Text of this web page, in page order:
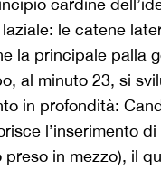
le catene
la principale palla
al minuto 23, si
in profondità:
l’inserimento di
preso in mezzo), il